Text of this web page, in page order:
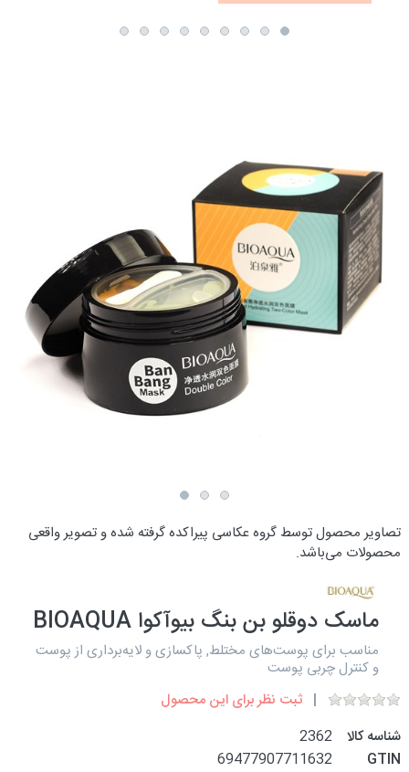
تصاویر محصول توسط گروه عکاسی پیراکده گرفته شده و تصویر واقعی
محصولات می‌باشد.
ماسک دوقلو بن بنگ بیوآکوا BIOAQUA
مناسب برای پوست‌های مختلط, پاکسازی و لایه‌برداری از پوست
و کنترل چربی پوست
ثبت نظر برای این محصول
شناسه کالا
2362
GTIN
69477907711632